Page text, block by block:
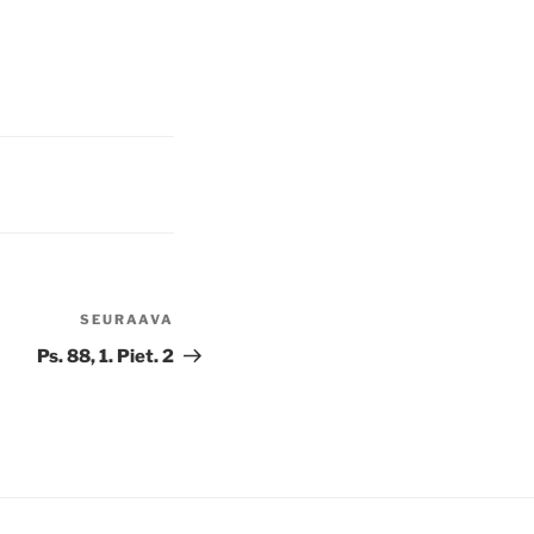
artikkeli
SEURAAVA
Ps. 88, 1. Piet. 2